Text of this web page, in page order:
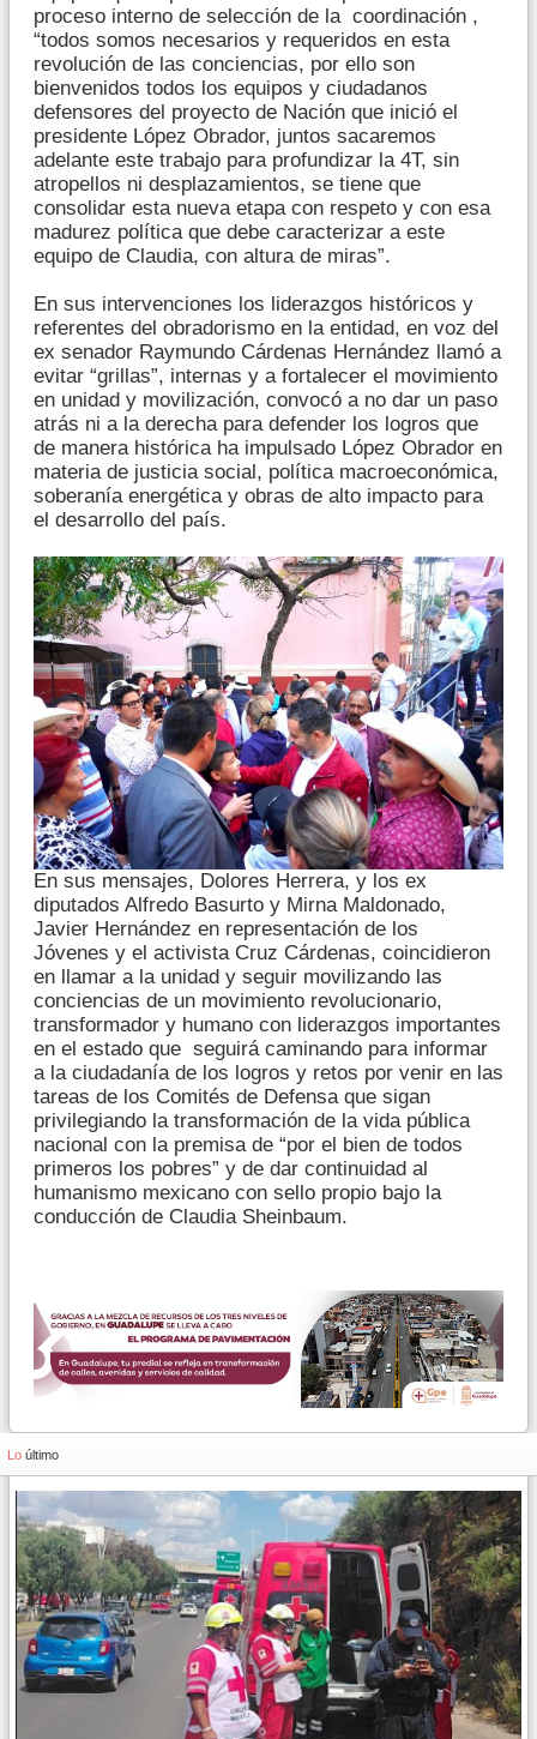
proceso interno de selección de la coordinación ,
“todos somos necesarios y requeridos en esta
revolución de las conciencias, por ello son
bienvenidos todos los equipos y ciudadanos
defensores del proyecto de Nación que inició el
presidente López Obrador, juntos sacaremos
adelante este trabajo para profundizar la 4T, sin
atropellos ni desplazamientos, se tiene que
consolidar esta nueva etapa con respeto y con esa
madurez política que debe caracterizar a este
equipo de Claudia, con altura de miras”.
En sus intervenciones los liderazgos históricos y
referentes del obradorismo en la entidad, en voz del
ex senador Raymundo Cárdenas Hernández llamó a
evitar “grillas”, internas y a fortalecer el movimiento
en unidad y movilización, convocó a no dar un paso
atrás ni a la derecha para defender los logros que
de manera histórica ha impulsado López Obrador en
materia de justicia social, política macroeconómica,
soberanía energética y obras de alto impacto para
el desarrollo del país.
En sus mensajes, Dolores Herrera, y los ex
diputados Alfredo Basurto y Mirna Maldonado,
Javier Hernández en representación de los
Jóvenes y el activista Cruz Cárdenas, coincidieron
en llamar a la unidad y seguir movilizando las
conciencias de un movimiento revolucionario,
transformador y humano con liderazgos importantes
en el estado que seguirá caminando para informar
a la ciudadanía de los logros y retos por venir en las
tareas de los Comités de Defensa que sigan
privilegiando la transformación de la vida pública
nacional con la premisa de “por el bien de todos
primeros los pobres” y de dar continuidad al
humanismo mexicano con sello propio bajo la
conducción de Claudia Sheinbaum.
Lo último